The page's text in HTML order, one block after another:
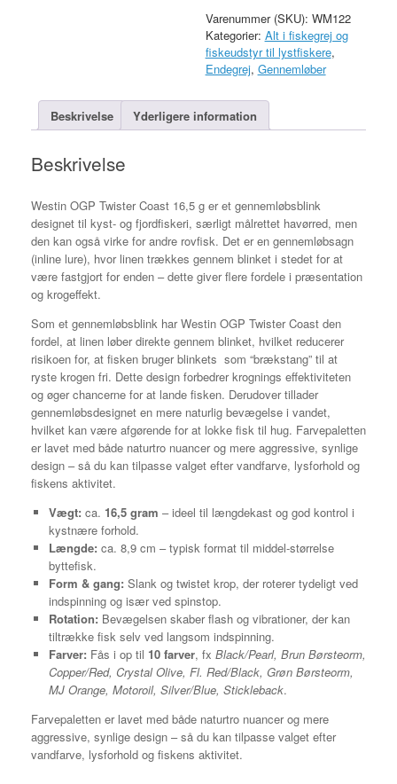
Varenummer (SKU): WM122
Kategorier: Alt i fiskegrej og
fiskeudstyr til lystfiskere,
Endegrej, Gennemløber
Beskrivelse Yderligere information
Beskrivelse
Westin OGP Twister Coast 16,5 g er et gennemløbsblink
designet til kyst- og fjordfiskeri, særligt målrettet havørred, men
den kan også virke for andre rovfisk. Det er en gennemløbsagn
(inline lure), hvor linen trækkes gennem blinket i stedet for at
være fastgjort for enden – dette giver flere fordele i præsentation
og krogeffekt.
Som et gennemløbsblink har Westin OGP Twister Coast den
fordel, at linen løber direkte gennem blinket, hvilket reducerer
risikoen for, at fisken bruger blinkets som “brækstang” til at
ryste krogen fri. Dette design forbedrer krognings effektiviteten
og øger chancerne for at lande fisken. Derudover tillader
gennemløbsdesignet en mere naturlig bevægelse i vandet,
hvilket kan være afgørende for at lokke fisk til hug. Farvepaletten
er lavet med både naturtro nuancer og mere aggressive, synlige
design – så du kan tilpasse valget efter vandfarve, lysforhold og
fiskens aktivitet.
Vægt: ca. 16,5 gram – ideel til længdekast og god kontrol i
kystnære forhold.
Længde: ca. 8,9 cm – typisk format til middel-størrelse
byttefisk.
Form & gang: Slank og twistet krop, der roterer tydeligt ved
indspinning og især ved spinstop.
Rotation: Bevægelsen skaber flash og vibrationer, der kan
tiltrække fisk selv ved langsom indspinning.
Farver: Fås i op til 10 farver, fx Black/Pearl, Brun Børsteorm,
Copper/Red, Crystal Olive, Fl. Red/Black, Grøn Børsteorm,
MJ Orange, Motoroil, Silver/Blue, Stickleback.
Farvepaletten er lavet med både naturtro nuancer og mere
aggressive, synlige design – så du kan tilpasse valget efter
vandfarve, lysforhold og fiskens aktivitet.